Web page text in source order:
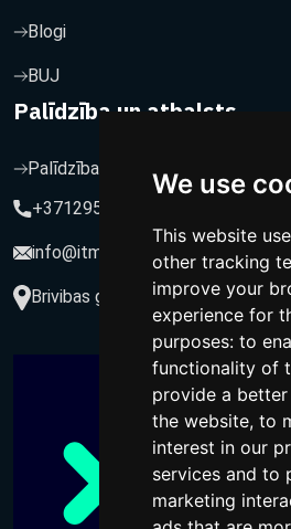
We use
This website
other tracking
improve your
experience for
purposes: to
functionality of
provide a
the website, to
interest in our
services and to
marketing
Blogi
BUJ
Palīdzība un atbalsts
Palīdzība un atbalsts
+37129564547
info@itmarketing.lv
Brivibas gatve 234-77, LV-1039,